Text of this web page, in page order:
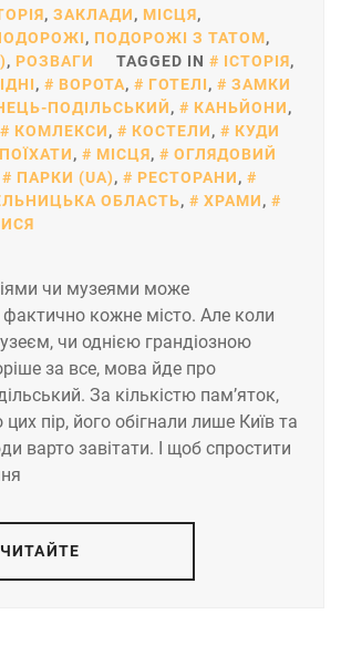
, ЗАКЛАДИ, МІСЦЯ,
, ПОДОРОЖІ З ТАТОМ,
, РОЗВАГИ TAGGED IN ІСТОРІЯ,
, ВОРОТА, ГОТЕЛІ,
ЗАМКИ
ПОДІЛЬСЬКИЙ, КАНЬЙОНИ,
КОМЛЕКСИ, КОСТЕЛИ,
КУДИ
, МІСЦЯ,
ОГЛЯДОВИЙ
ПАРКИ (UA), РЕСТОРАНИ,
ОБЛАСТЬ, ХРАМИ,
чи музеями може
фактично кожне місто. Але коли
чи однією грандіозною
за все, мова йде про
За кількістю пам’яток,
пір, його обігнали лише Київ та
варто завітати. І щоб спростити
ЧИТАЙТЕ